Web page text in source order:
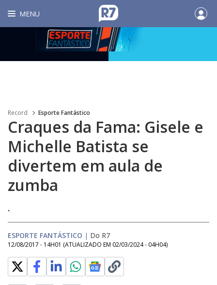
MENU
Record Esporte Fantástico
Craques da Fama: Gisele e
Michelle Batista se
divertem em aula de
zumba
.
ESPORTE FANTÁSTICO | Do R7
12/08/2017 - 14H01 (ATUALIZADO EM 02/03/2024 - 04H04)